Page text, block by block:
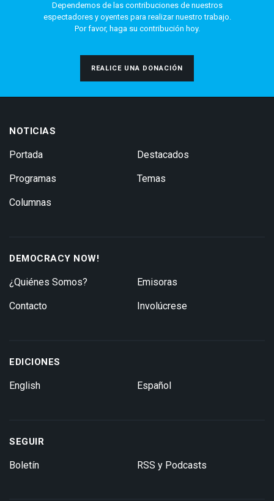
Dependemos de las contribuciones de nuestros
espectadores y oyentes para realizar nuestro trabajo.
Por favor, haga su contribución hoy.
REALICE UNA DONACIÓN
NOTICIAS
Portada
Programas
Columnas
Destacados
Temas
DEMOCRACY NOW!
¿Quiénes Somos?
Contacto
Emisoras
Involúcrese
EDICIONES
English Español
SEGUIR
Boletín RSS y Podcasts